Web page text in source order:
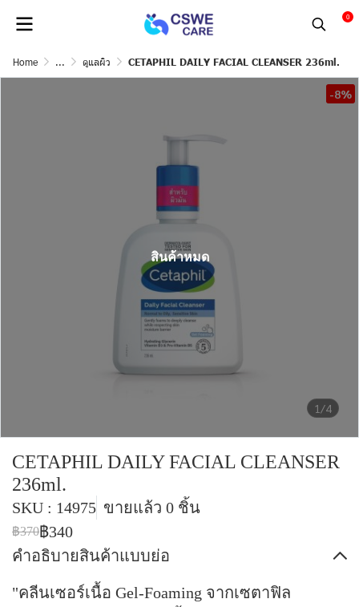
0
Home ... ดูแลผิว CETAPHIL DAILY FACIAL CLEANSER 236ml.
1/4
-8%
สินค้าหมด
CETAPHIL DAILY FACIAL CLEANSER
236ml.
SKU : 14975 ขายแล้ว 0 ชิ้น
฿370฿340
คำอธิบายสินค้าแบบย่อ
"คลีนเซอร์เนื้อ Gel-Foaming จากเซตาฟิล